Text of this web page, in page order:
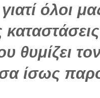
όλοι
θυμίζει
ίσως